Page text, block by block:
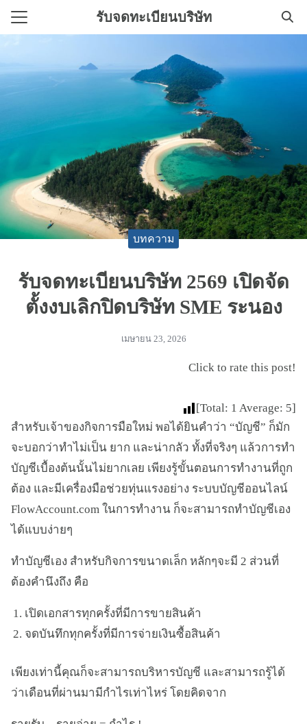
รับจดทะเบียนบริษัท
ารทําบัญชี
ทะเบียนบริษัทใหม่
บทความ
รับจดทะเบียนบริษัท 2569 เปิดจัด
ตั้งงบเลิกปิดบริษัท SME ระนอง
เมษายน 23, 2026
Click to rate this post!
[Total: 1 Average: 5]
สำหรับเจ้าของกิจการมือใหม่ พอได้ยินคำว่า “บัญชี” ก็มัก
จะบอกว่าทำไม่เป็น ยาก และน่ากลัว ทั้งที่จริงๆ แล้วการทำ
บัญชีเบื้องต้นนั้นไม่ยากเลย เพียงรู้ขั้นตอนการทำงานที่ถูก
ต้อง และมีเครื่องมือช่วยทุ่นแรงอย่าง ระบบบัญชีออนไลน์
FlowAccount.com ในการทำงาน ก็จะสามารถทำบัญชีเอง
ได้แบบง่ายๆ
ทำบัญชีเอง สำหรับกิจการขนาดเล็ก หลักๆจะมี 2 ส่วนที่
ต้องคำนึงถึง คือ
เปิดเอกสารทุกครั้งที่มีการขายสินค้า
จดบันทึกทุกครั้งที่มีการจ่ายเงินซื้อสินค้า
เพียงเท่านี้คุณก็จะสามารถบริหารบัญชี และสามารถรู้ได้
ว่าเดือนที่ผ่านมามีกำไรเท่าไหร่ โดยคิดจาก